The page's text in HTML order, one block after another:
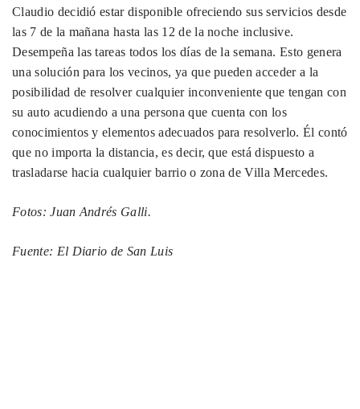
Claudio decidió estar disponible ofreciendo sus servicios desde
las 7 de la mañana hasta las 12 de la noche inclusive.
Desempeña las tareas todos los días de la semana. Esto genera
una solución para los vecinos, ya que pueden acceder a la
posibilidad de resolver cualquier inconveniente que tengan con
su auto acudiendo a una persona que cuenta con los
conocimientos y elementos adecuados para resolverlo. Él contó
que no importa la distancia, es decir, que está dispuesto a
trasladarse hacia cualquier barrio o zona de Villa Mercedes.
Fotos: Juan Andrés Galli.
Fuente: El Diario de San Luis